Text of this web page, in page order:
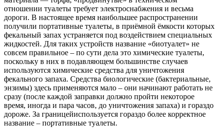
отношении туалеты требует электроснабжения и весьма
дороги. В настоящее время наибольшее распространении
получили портативные туалеты, в приёмной ёмкости которых
фекальный запах устраняется под воздействием специальных
жидкостей. Для таких устройств название «биотуалет» не
совсем правильное – по сути дела это химические туалеты,
поскольку в них в подавляющем большинстве случаев
используются химические средства для уничтожения
фекального запаха. Средства биологические (бактериальные,
энзимы) здесь применяются мало – они начинают работать не
сразу (после каждой заправки должно пройти некоторое
время, иногда и пара часов, до уничтожения запаха) и гораздо
дороже. За границейиспользуется гораздо более корректное
название – портативные туалеты.